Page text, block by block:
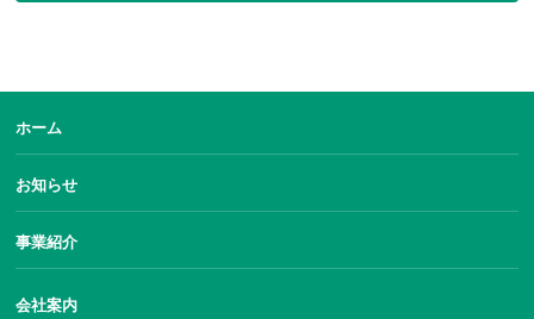
ホーム
お知らせ
事業紹介
会社案内